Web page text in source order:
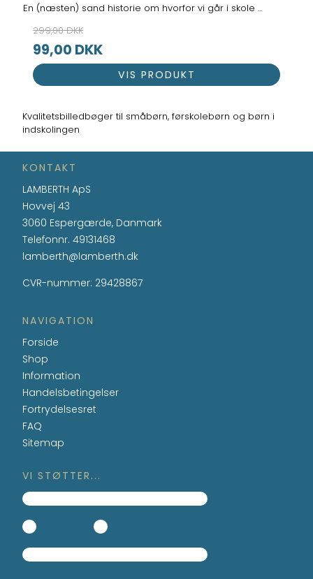
En (næsten) sand historie om hvorfor vi går i skole ...
299,00 DKK
99,00 DKK
VIS PRODUKT
Kvalitetsbilledbøger til småbørn, førskolebørn og børn i
indskolingen
KONTAKT
LAMBERTH ApS
Hovvej 43
3060 Espergærde, Danmark
Telefonnr.49131468
lamberth@lamberth.dk
CVR-nummer: 29428867
NAVIGATION
Forside
Shop
Information
Handelsbetingelser
Fortrydelsesret
FAQ
Sitemap
VI STØTTER...